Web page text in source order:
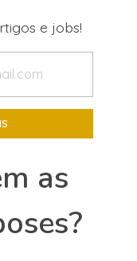
e jobs!
as